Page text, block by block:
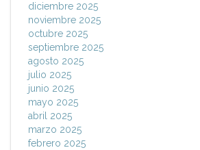
diciembre 2025
noviembre 2025
octubre 2025
septiembre 2025
agosto 2025
julio 2025
junio 2025
mayo 2025
abril 2025
marzo 2025
febrero 2025